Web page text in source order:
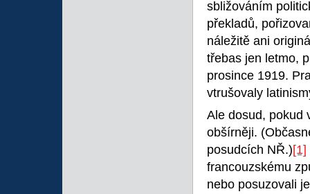
sbližováním
překladů,
náležitě ani
třebas jen letmo,
prosince 1919.
vtrušovaly
Ale dosud, pokud
obšírněji.
posudcích NŘ.)[1]
francouzskému
nebo posuzovali